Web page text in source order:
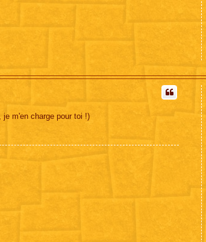
m'en charge pour toi !)